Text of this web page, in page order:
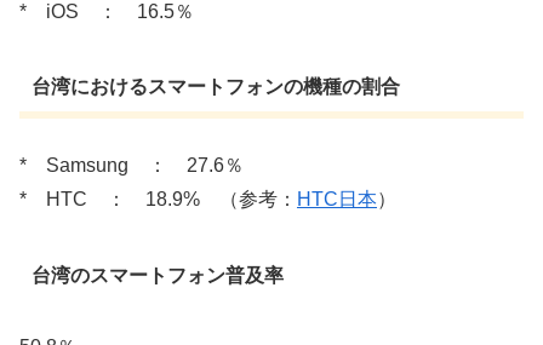
* iOS ： 16.5％
台湾におけるスマートフォンの機種の割合
* Samsung ： 27.6％
* HTC ： 18.9% （参考： HTC日本）
台湾のスマートフォン普及率